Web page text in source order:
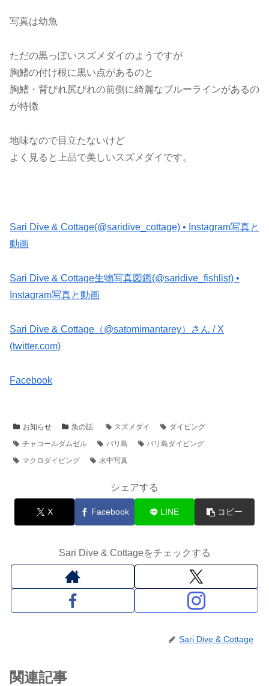
写真は幼魚
ただの黒っぽいスズメダイのようですが
胸鰭の付け根に黒い点があるのと
胸鰭・背びれ尻びれの前側に綺麗なブルーラインがあるの
が特徴
地味なので目立たないけど
よく見ると上品で美しいスズメダイです。
Sari Dive & Cottage(@saridive_cottage) • Instagram写真と
動画
Sari Dive & Cottage生物写真図鑑(@saridive_fishlist) •
Instagram写真と動画
Sari Dive & Cottage（@satomimantarey）さん / X
(twitter.com)
Facebook
お知らせ 魚の話 スズメダイ
ダイビング
チャコールダムゼル
バリ島
バリ島ダイビング
マクロダイビング
水中写真
シェアする
X Facebook LINE コピー
Sari Dive & Cottageをチェックする
Sari Dive & Cottage
関連記事